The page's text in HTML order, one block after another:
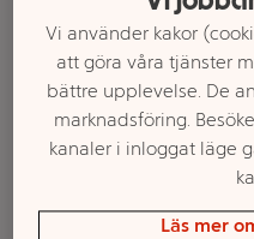
Vi använder kakor
att göra våra tjänster
bättre upplevelse. De
marknadsföring.
kanaler i inloggat läge
Läs mer